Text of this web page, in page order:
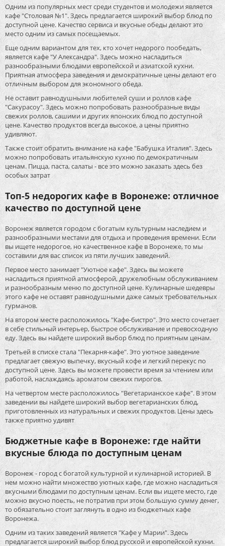
Одним из популярных мест среди студентов и молодежи является
кафе "Столовая №1". Здесь предлагается широкий выбор блюд по
доступной цене. Качество сервиса и вкусные обеды делают это
место одним из самых посещаемых.
Еще одним вариантом для тех, кто хочет недорого пообедать,
является кафе "У Александра". Здесь можно насладиться
разнообразными блюдами европейской и азиатской кухни.
Приятная атмосфера заведения и демократичные цены делают его
отличным выбором для экономного обеда.
Не оставит равнодушными любителей суши и роллов кафе
"Сакурасоу". Здесь можно попробовать разнообразные виды
свежих роллов, сашими и других японских блюд по доступной
цене. Качество продуктов всегда высокое, а цены приятно
удивляют.
Также стоит обратить внимание на кафе "Бабушка Италия". Здесь
можно попробовать итальянскую кухню по демократичным
ценам. Пицца, паста, салаты - все это можно заказать здесь без
особых затрат
Топ-5 недорогих кафе в Воронеже: отличное
качество по доступной цене
Воронеж является городом с богатым культурным наследием и
разнообразными местами для отдыха и проведения времени. Если
вы ищете недорогое, но качественное кафе в Воронеже, то мы
составили для вас список из пяти лучших заведений.
Первое место занимает "Уютное кафе". Здесь вы можете
насладиться приятной атмосферой, дружелюбным обслуживанием
и разнообразным меню по доступной цене. Кулинарные шедевры
этого кафе не оставят равнодушными даже самых требовательных
гурманов.
На втором месте расположилось "Кафе-бистро". Это место сочетает
в себе стильный интерьер, быстрое обслуживание и превосходную
еду. Здесь вы найдете широкий выбор блюд по приятным ценам.
Третьей в списке стала "Пекарня-кафе". Это уютное заведение
предлагает свежую выпечку, вкусный кофе и легкий перекус по
доступной цене. Здесь вы можете провести время за чтением или
работой, наслаждаясь ароматом свежих пирогов.
На четвертом месте расположилось "Вегетарианское кафе". В этом
заведении вы найдете широкий выбор вегетарианских блюд,
приготовленных из натуральных и свежих продуктов. Цены здесь
также приятно удивят
Бюджетные кафе в Воронеже: где найти
вкусные блюда по доступным ценам
Воронеж - город с богатой культурной и кулинарной историей. В
нем можно найти множество уютных кафе, где можно насладиться
вкусными блюдами по доступным ценам. Если вы ищете место, где
можно вкусно поесть, не потратив при этом большую сумму денег,
то обязательно стоит заглянуть в одно из бюджетных кафе
Воронежа.
Одним из таких заведений является "Кафе у Марии". Здесь
предлагается широкий выбор блюд русской и европейской кухни.